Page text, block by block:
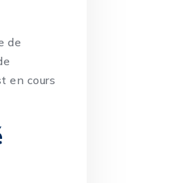
de
en cours